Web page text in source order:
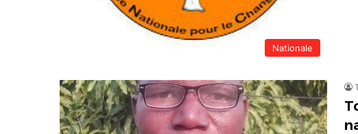
Nationale